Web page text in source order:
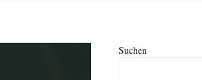
Suchen